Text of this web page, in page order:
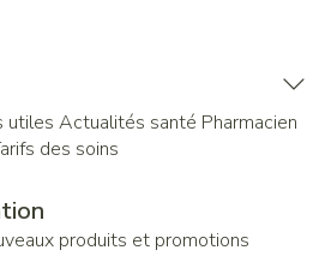
utiles Actualités santé Pharmacien
des soins
produits et promotions